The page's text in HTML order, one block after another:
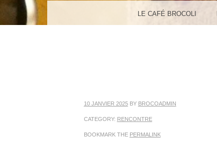
LE CAFÉ BROCOLI
10 JANVIER 2025BY BROCOADMIN
CATEGORY: RENCONTRE
BOOKMARK THE PERMALINK